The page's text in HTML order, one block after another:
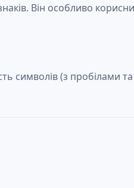
Він особливо
символів (з пробілами